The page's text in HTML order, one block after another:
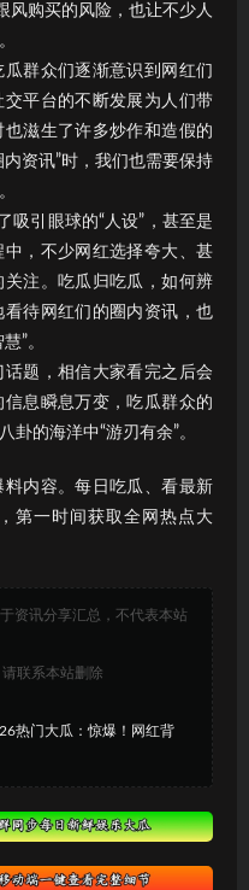
风购买的风险，也让不少人
群众们逐渐意识到网红们
平台的不断发展为人们带
滋生了许多炒作和造假的
资讯”时，我们也需要保持
吸引眼球的“人设”，甚至是
，不少网红选择夸大、甚
注。吃瓜归吃瓜，如何辨
待网红们的圈内资讯，也
”。
题，相信大家看完之后会
息瞬息万变，吃瓜群众的
卦的海洋中“游刃有余”。
内容。每日吃瓜、看最新
第一时间获取全网热点大
资讯分享汇总，不代表本站
联系本站删除
热门大瓜：惊爆！网红背